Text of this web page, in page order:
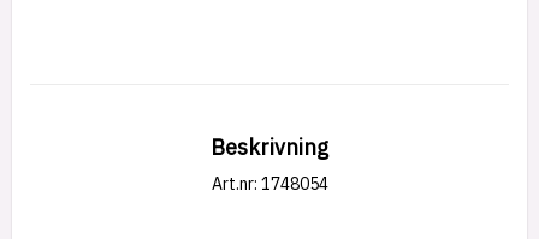
Beskrivning
Art.nr: 1748054